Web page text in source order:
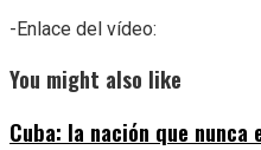
-Enlace del vídeo:
You might also like
Cuba: la nación que nunca